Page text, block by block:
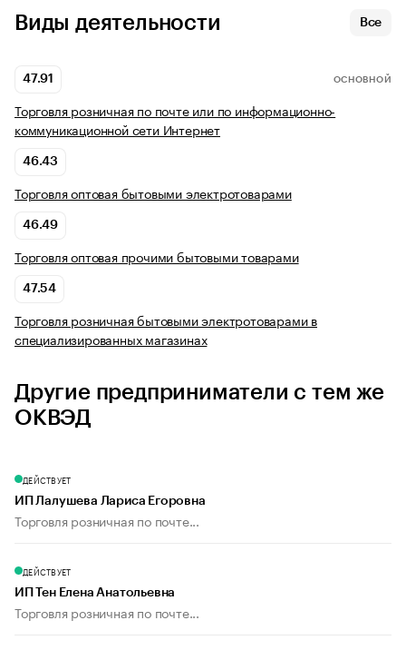
Виды деятельности Все
47.91 ОСНОВНОЙ
Торговля розничная по почте или по информационно-
коммуникационной сети Интернет
46.43
Торговля оптовая бытовыми электротоварами
46.49
Торговля оптовая прочими бытовыми товарами
47.54
Торговля розничная бытовыми электротоварами в
специализированных магазинах
Другие предприниматели с тем же
ОКВЭД
ДЕЙСТВУЕТ
ИП Лалушева Лариса Егоровна
Торговля розничная по почте...
ДЕЙСТВУЕТ
ИП Тен Елена Анатольевна
Торговля розничная по почте...